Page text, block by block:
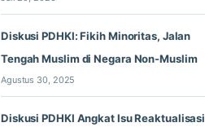
Diskusi PDHKI: Fikih Minoritas, Jalan
Tengah Muslim di Negara Non-Muslim
Agustus 30, 2025
Diskusi PDHKI Angkat Isu Reaktualisasi